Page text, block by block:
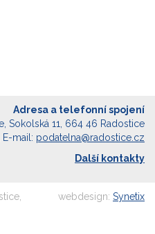
Adresa a telefonní spojení
Sokolská 11, 664 46 Radostice
E-mail: podatelna@radostice.cz
Další kontakty
webdesign: Synetix